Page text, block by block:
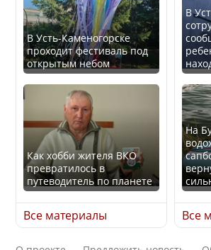
Будут ли представлены
интересы регионов в
Курултае?
Ең төменгі жалақы,
алимент, экология: жеті
партия сайлаушылармен
нені талқылап жатыр?
В Усть-Каменогорске
проходит фестиваль под
открытым небом
Как хобби жителя ВКО
превратилось в
путеводитель по планете
Все материалы
В
На
Все